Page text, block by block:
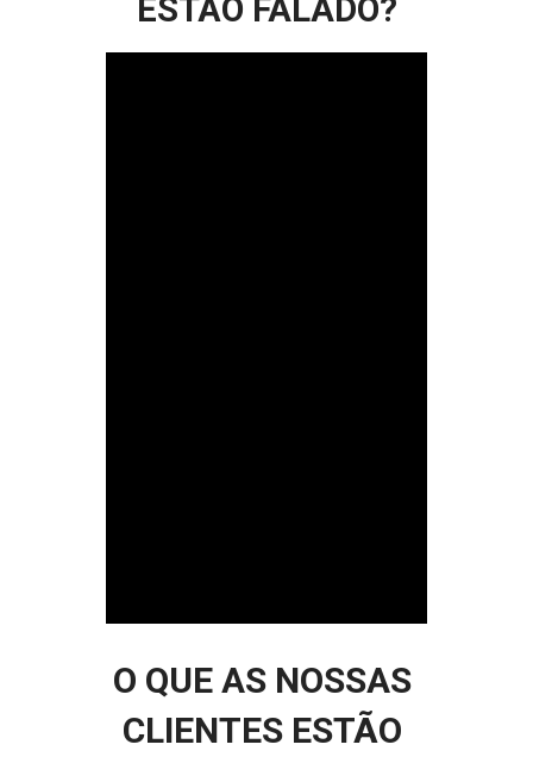
ESTÃO FALADO?
O QUE AS NOSSAS
CLIENTES ESTÃO